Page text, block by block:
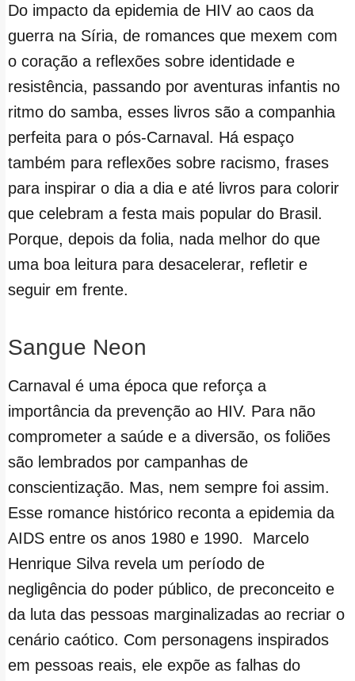
Do impacto da epidemia de HIV ao caos da
guerra na Síria, de romances que mexem com
o coração a reflexões sobre identidade e
resistência, passando por aventuras infantis no
ritmo do samba, esses livros são a companhia
perfeita para o pós-Carnaval. Há espaço
também para reflexões sobre racismo, frases
para inspirar o dia a dia e até livros para colorir
que celebram a festa mais popular do Brasil.
Porque, depois da folia, nada melhor do que
uma boa leitura para desacelerar, refletir e
seguir em frente.
Sangue Neon
Carnaval é uma época que reforça a
importância da prevenção ao HIV. Para não
comprometer a saúde e a diversão, os foliões
são lembrados por campanhas de
conscientização. Mas, nem sempre foi assim.
Esse romance histórico reconta a epidemia da
AIDS entre os anos 1980 e 1990. Marcelo
Henrique Silva revela um período de
negligência do poder público, de preconceito e
da luta das pessoas marginalizadas ao recriar o
cenário caótico. Com personagens inspirados
em pessoas reais, ele expõe as falhas do